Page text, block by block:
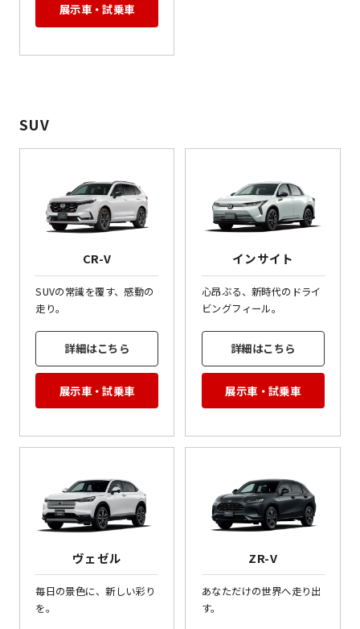
展示車・試乗車
SUV
CR-V
SUVの常識を覆す、感動の
走り。
詳細はこちら
展示車・試乗車
インサイト
心昂ぶる、新時代のドライ
ビングフィール。
詳細はこちら
展示車・試乗車
ヴェゼル
毎日の景色に、新しい彩り
を。
ZR-V
あなただけの世界へ走り出
す。